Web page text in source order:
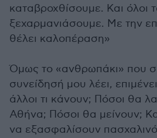
καταβροχθίσουμε. Και όλοι
ξεχαρμανιάσουμε. Με την
θέλει καλοπέραση»
Όμως το «ανθρωπάκι» που
συνείδησή μου λέει,
άλλοι τι κάνουν; Πόσοι θα
Αθήνα; Πόσοι θα μείνουν;
να εξασφαλίσουν πασχαλινό